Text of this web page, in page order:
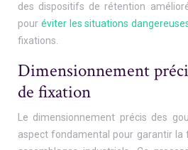
des dispositifs de rétention
pour éviter les situations
fixations.
Dimensionnement
de fixation
Le dimensionnement précis des
aspect fondamental pour garantir la